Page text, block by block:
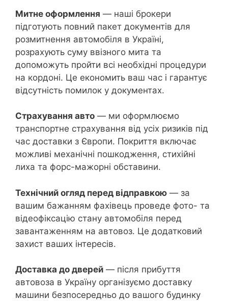
Митне оформлення — наші брокери
підготують повний пакет документів для
розмитнення автомобіля в Україні,
розрахують суму ввізного мита та
допоможуть пройти всі необхідні процедури
на кордоні. Це економить ваш час і гарантує
відсутність помилок у документах.
Страхування авто — ми оформлюємо
транспортне страхування від усіх ризиків під
час доставки з Європи. Покриття включає
можливі механічні пошкодження, стихійні
лиха та форс-мажорні обставини.
Технічний огляд перед відправкою — за
вашим бажанням фахівець проведе фото- та
відеофіксацію стану автомобіля перед
завантаженням на автовоз. Це додатковий
захист ваших інтересів.
Доставка до дверей — після прибуття
автовоза в Україну організуємо доставку
машини безпосередньо до вашого будинку